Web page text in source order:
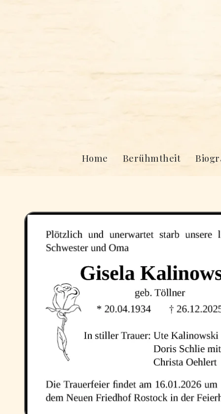
Home Berühmtheit